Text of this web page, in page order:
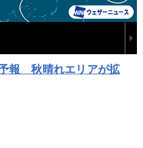
報 秋晴れエリアが拡